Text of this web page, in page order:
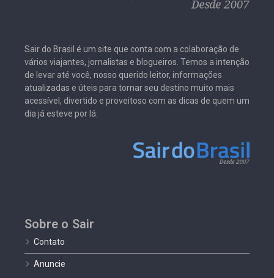
Sair do Brasil é um site que conta com a colaboração de
vários viajantes, jornalistas e blogueiros. Temos a intenção
de levar até você, nosso querido leitor, informações
atualizadas e úteis para tornar seu destino muito mais
acessível, divertido e proveitoso com as dicas de quem um
dia já esteve por lá.
Sobre o Sair
Contato
Anuncie